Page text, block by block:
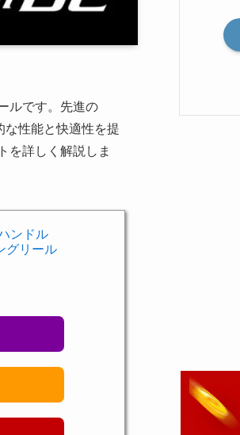
ルです。先進の
な性能と快適性を提
を詳しく解説しま
ンドル
グリール